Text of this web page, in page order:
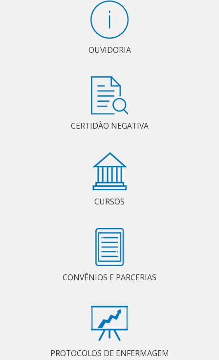
OUVIDORIA
CERTIDÃO NEGATIVA
CURSOS
CONVÊNIOS E PARCERIAS
PROTOCOLOS DE ENFERMAGEM